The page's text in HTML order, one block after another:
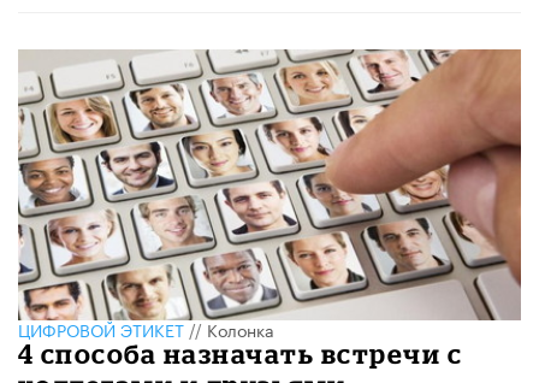
ЦИФРОВОЙ ЭТИКЕТ//Колонка
4 способа назначать встречи с